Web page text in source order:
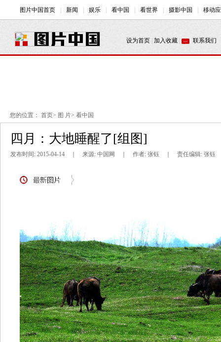
您的位置： 首页> 图 片> 看中国
四月：大地睡醒了[组图]
发布时间: 2015-04-14 ｜ 来源: 中国网 ｜ 作者: 张钰 ｜ 责任编辑: 张钰